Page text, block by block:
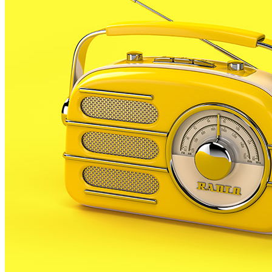
La victòria de l’equip palafollenc a la pista del Lloret,
per 2 a 4, i la derrota del tercer classificat de la lliga,
el Quart, els ha servit per assegurar-se la segona
plaça i, per tant, l’ascens a Divisió d’Honor,...
La Federació Catalana de Futsal preselecciona sis
palafollencs per a les categories inferiors